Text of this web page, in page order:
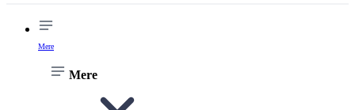
Mere
Mere